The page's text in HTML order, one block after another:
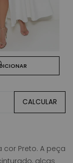
CALCULAR
Preto. A peça